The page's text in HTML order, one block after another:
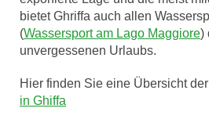
bietet Ghriffa auch allen
(Wassersport am Lago Maggiore)
unvergessenen Urlaubs.
Hier finden Sie eine Übersicht der
in Ghiffa